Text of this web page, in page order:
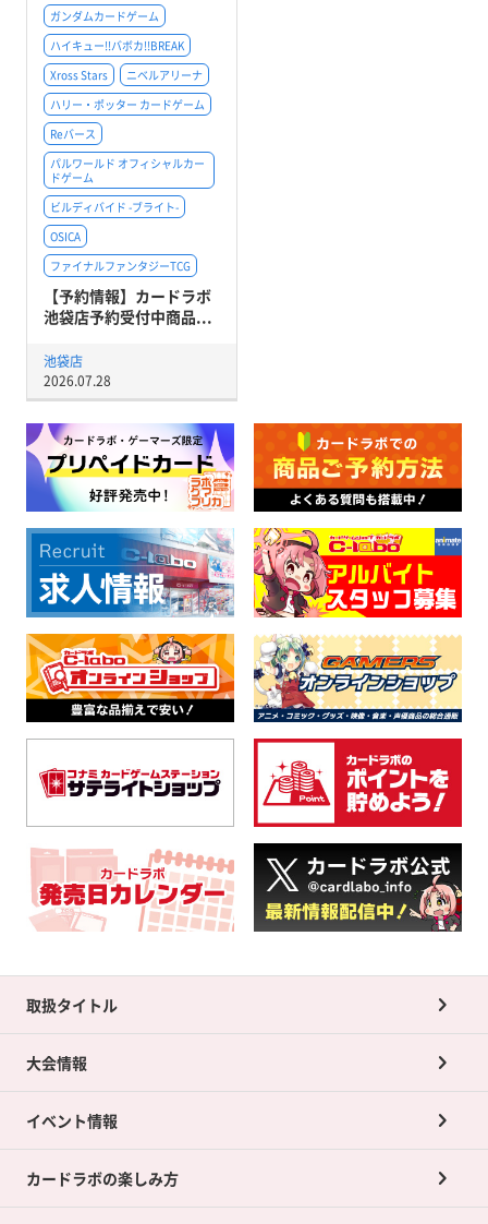
ガンダムカードゲーム
ハイキュー!!バボカ!!BREAK
Xross Stars
ニベルアリーナ
ハリー・ポッター カードゲーム
Reバース
パルワールド オフィシャルカー
ドゲーム
ビルディバイド -ブライト-
OSICA
ファイナルファンタジーTCG
【予約情報】カードラボ
池袋店予約受付中商品...
池袋店
2026.07.28
取扱タイトル
大会情報
イベント情報
カードラボの楽しみ方